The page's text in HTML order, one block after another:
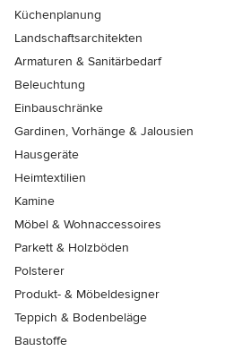
Küchenplanung
Landschaftsarchitekten
Armaturen & Sanitärbedarf
Beleuchtung
Einbauschränke
Gardinen, Vorhänge & Jalousien
Hausgeräte
Heimtextilien
Kamine
Möbel & Wohnaccessoires
Parkett & Holzböden
Polsterer
Produkt- & Möbeldesigner
Teppich & Bodenbeläge
Baustoffe